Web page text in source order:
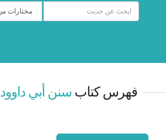
فهرس كتاب سنن أبي داوود